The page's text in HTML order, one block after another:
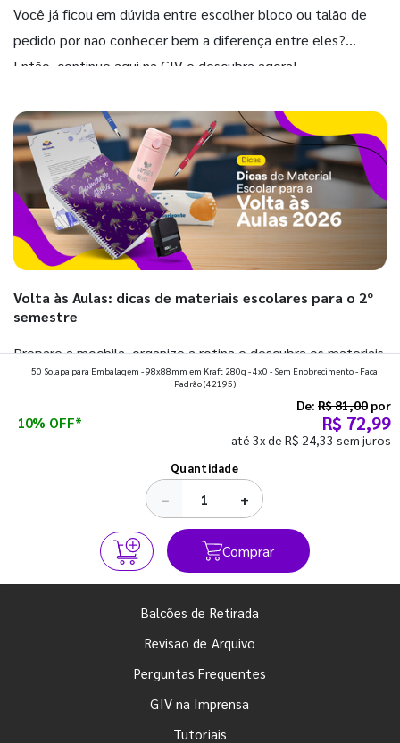
Você já ficou em dúvida entre escolher bloco ou talão de
pedido por não conhecer bem a diferença entre eles?
Então, continue aqui na GIV e descubra agora!
Volta às Aulas: dicas de materiais escolares para o 2º
semestre
Prepare a mochila, organize a rotina e descubra os materiais
que fazem toda diferença para começar o segundo
50 Solapa para Embalagem - 98x88mm em Kraft 280g - 4x0 - Sem Enobrecimento - Faca
Padrão(42195)
10% OFF*
De: R$ 81,00 por
R$ 72,99
até 3x de R$ 24,33 sem juros
Quantidade
− +
Comprar
Balcões de Retirada
Revisão de Arquivo
Perguntas Frequentes
GIV na Imprensa
Tutoriais